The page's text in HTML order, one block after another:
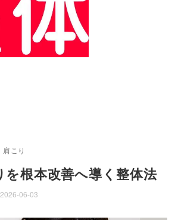
肩こり
根本改善へ導く整体法
2026-06-03